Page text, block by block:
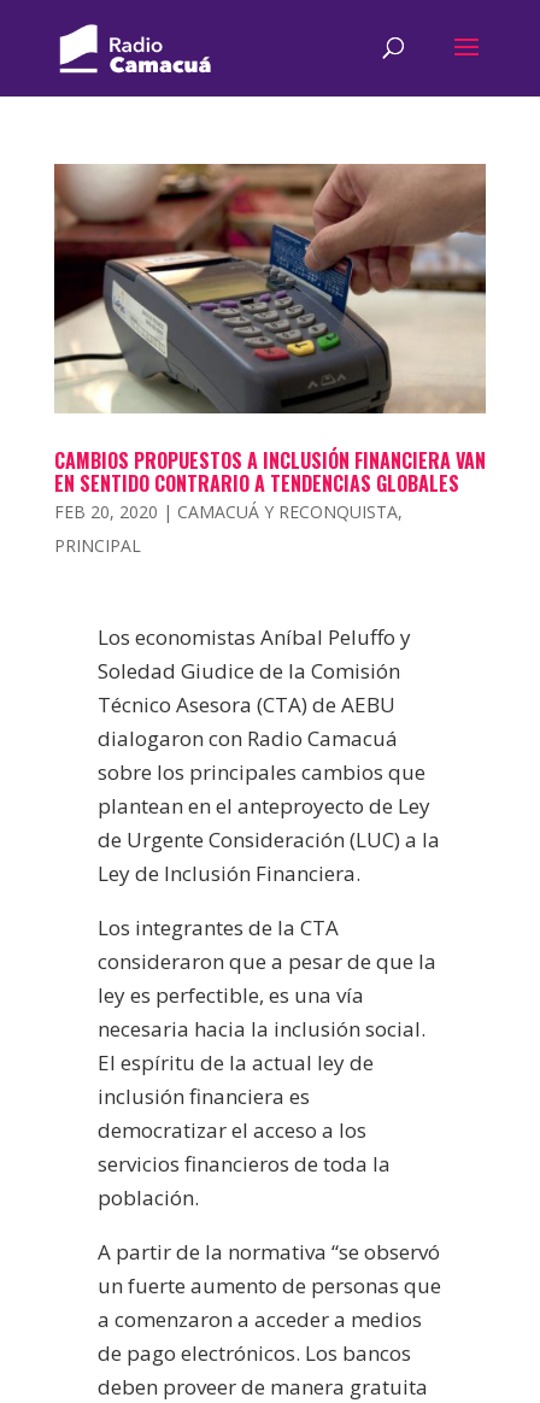
CAMBIOS PROPUESTOS A INCLUSIÓN FINANCIERA VAN
EN SENTIDO CONTRARIO A TENDENCIAS GLOBALES
FEB 20, 2020 | CAMACUÁ Y RECONQUISTA,
PRINCIPAL
Los economistas Aníbal Peluffo y
Soledad Giudice de la Comisión
Técnico Asesora (CTA) de AEBU
dialogaron con Radio Camacuá
sobre los principales cambios que
plantean en el anteproyecto de Ley
de Urgente Consideración (LUC) a la
Ley de Inclusión Financiera.
Los integrantes de la CTA
consideraron que a pesar de que la
ley es perfectible, es una vía
necesaria hacia la inclusión social.
El espíritu de la actual ley de
inclusión financiera es
democratizar el acceso a los
servicios financieros de toda la
población.
A partir de la normativa “se observó
un fuerte aumento de personas que
a comenzaron a acceder a medios
de pago electrónicos. Los bancos
deben proveer de manera gratuita